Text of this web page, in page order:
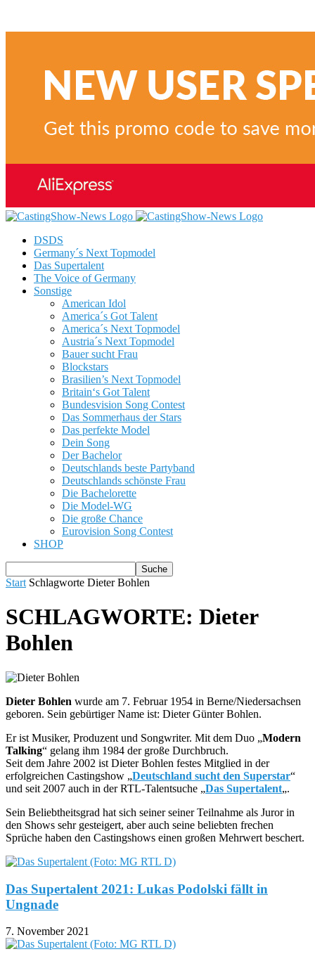
DSDS
Germany´s Next Topmodel
Das Supertalent
The Voice of Germany
Sonstige
American Idol
America´s Got Talent
America´s Next Topmodel
Austria´s Next Topmodel
Bauer sucht Frau
Blockstars
Brasilien’s Next Topmodel
Britain‘s Got Talent
Bundesvision Song Contest
Das Sommerhaus der Stars
Das perfekte Model
Dein Song
Der Bachelor
Deutschlands beste Partyband
Deutschlands schönste Frau
Die Bachelorette
Die Model-WG
Die große Chance
Eurovision Song Contest
SHOP
Start Schlagworte Dieter Bohlen
SCHLAGWORTE: Dieter
Bohlen
Dieter Bohlen wurde am 7. Februar 1954 in Berne/Niedersachsen
geboren. Sein gebürtiger Name ist: Dieter Günter Bohlen.
Er ist Musiker, Produzent und Songwriter. Mit dem Duo „Modern
Talking“ gelang ihm 1984 der große Durchbruch.
Seit dem Jahre 2002 ist Dieter Bohlen festes Mitglied in der
erfolgreichen Castingshow „Deutschland sucht den Superstar“
und seit 2007 auch in der RTL-Talentsuche „Das Supertalent„.
Sein Beliebtheitsgrad hat sich seiner seiner Teilnahme als Juror in
den Shows sehr gesteigert, aber auch seine beliebten frechen
Sprüche haben den Castingshows einen großen Mehrwert beschert.
Das Supertalent 2021: Lukas Podolski fällt in
Ungnade
7. November 2021